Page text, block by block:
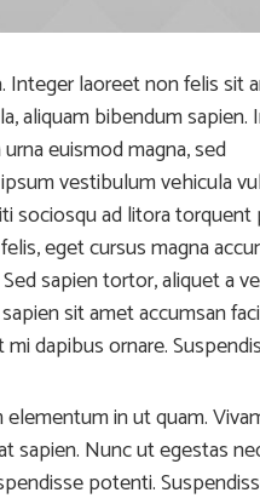
Integer laoreet non felis sit
aliquam bibendum sapien.
euismod magna, sed
vestibulum vehicula
sociosqu ad litora torquent
eget cursus magna
sapien tortor, aliquet a
sit amet accumsan
dapibus ornare.
in ut quam.
sapien. Nunc ut egestas
potenti.